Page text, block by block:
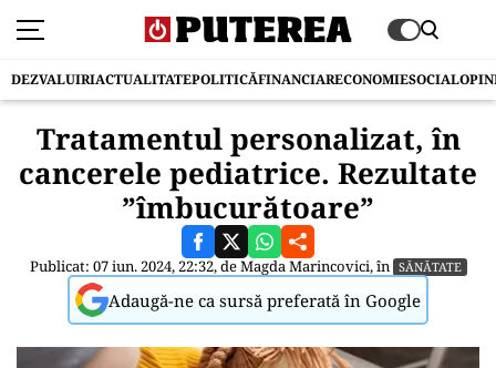
DEZVALUIRIACTUALITATEPOLITICĂFINANCIARECONOMIESOCIAL
Tratamentul personalizat, în
cancerele pediatrice. Rezultate
”îmbucurătoare”
Publicat: 07 iun. 2024, 22:32, deMagda Marincovici, în SĂNĂTATE
Adaugă-ne ca sursă preferată în Google